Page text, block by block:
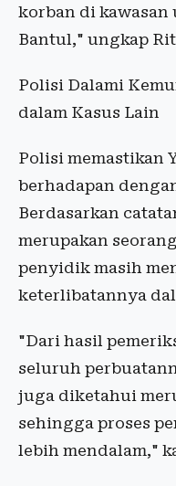
korban di kawasan
Bantul," ungkap
Polisi Dalami
dalam Kasus Lain
Polisi memastikan
berhadapan
Berdasarkan
merupakan
penyidik masih
keterlibatannya
"Dari hasil
seluruh
juga diketahui
sehingga proses
lebih mendalam,"